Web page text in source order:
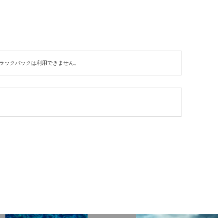
ックバックは利用できません。